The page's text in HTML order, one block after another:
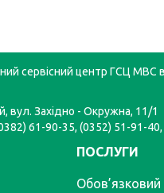
сервісний центр ГСЦ МВС
вул. Західно - Окружна, 11/1
61-90-35, (0352) 51-91-
ПОСЛУГИ
Обов’язковий